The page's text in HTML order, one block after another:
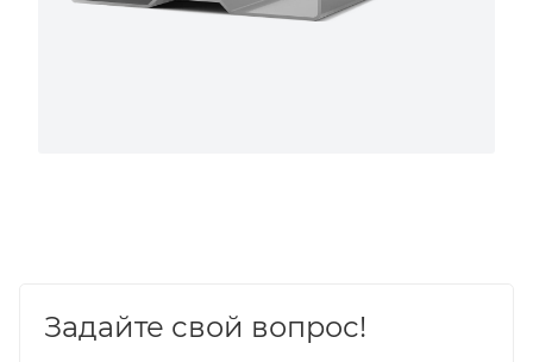
Задайте свой вопрос!